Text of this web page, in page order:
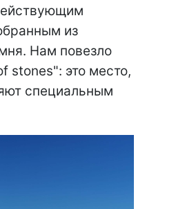
из
Нам повезло
stones": это место,
специальным